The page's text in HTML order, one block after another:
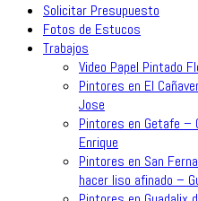
Solicitar Presupuesto
Fotos de Estucos
Trabajos
Video Papel Pintado
Pintores en El
Jose
Pintores en Getafe –
Enrique
Pintores en San
hacer liso afinado –